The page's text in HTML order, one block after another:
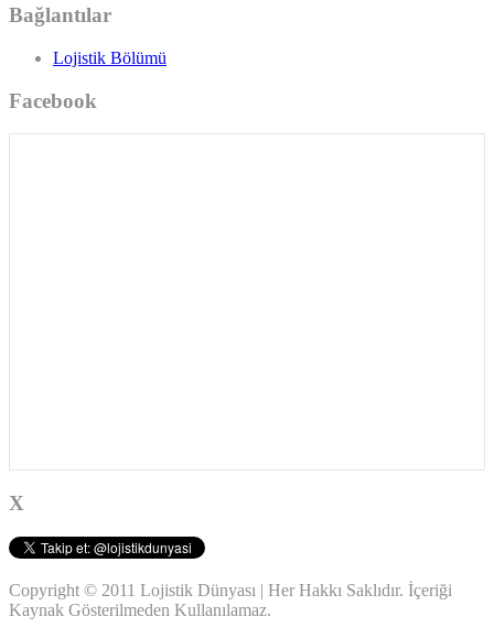
Bağlantılar
Lojistik Bölümü
Facebook
X
Copyright © 2011 Lojistik Dünyası | Her Hakkı Saklıdır. İçeriği
Kaynak Gösterilmeden Kullanılamaz.